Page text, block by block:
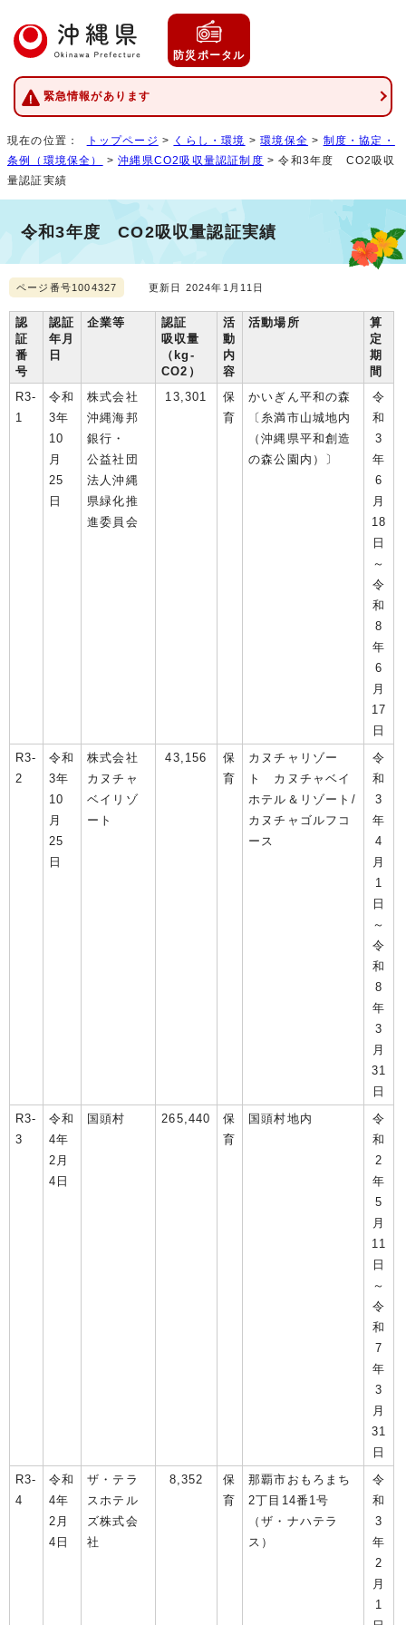
防災ポータル
緊急情報があります
現在の位置： トップページ > くらし・環境 >環境保全 > 制度・協定・
条例（環境保全）
>沖縄県CO2吸収量認証制度 > 令和3年度 CO2吸収
量認証実績
令和3年度 CO2吸収量認証実績
ページ番号1004327 更新日 2024年1月11日
認
証
番
号
認証
年月
日
企業等
認証
吸収量
（kg-
CO2）
活
動
内
容
活動場所
算
定
期
間
R3-
1
令和
3年
10
月
25
日
株式会社
沖縄海邦
銀行・
公益社団
法人沖縄
県緑化推
進委員会
13,301
保
育
かいぎん平和の森
〔糸満市山城地内
（沖縄県平和創造
の森公園内）〕
令
和
3
年
6
月
18
日
～
令
和
8
年
6
月
17
日
R3-
2
令和
3年
10
月
25
日
株式会社
カヌチャ
ベイリゾ
ート
43,156
保
育
カヌチャリゾー
ト カヌチャベイ
ホテル＆リゾート/
カヌチャゴルフコ
ース
令
和
3
年
4
月
1
日
～
令
和
8
年
3
月
31
日
R3-
3
令和
4年
2月
4日
国頭村 265,440
保
育
国頭村地内
令
和
2
年
5
月
11
日
～
令
和
7
年
3
月
31
日
R3-
4
令和
4年
2月
4日
ザ・テラ
スホテル
ズ株式会
社
8,352
保
育
那覇市おもろまち
2丁目14番1号
（ザ・ナハテラ
ス）
令
和
3
年
2
月
1